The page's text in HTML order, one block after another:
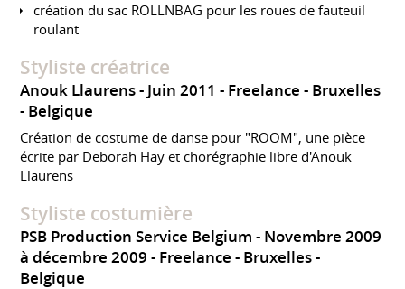
création du sac ROLLNBAG pour les roues de fauteuil
roulant
Styliste créatrice
Anouk Llaurens Juin 2011 Freelance
Bruxelles
Belgique
Création de costume de danse pour "ROOM", une pièce
écrite par Deborah Hay et chorégraphie libre d'Anouk
Llaurens
Styliste costumière
PSB Production Service Belgium
Novembre 2009
à décembre 2009 Freelance
Bruxelles
Belgique